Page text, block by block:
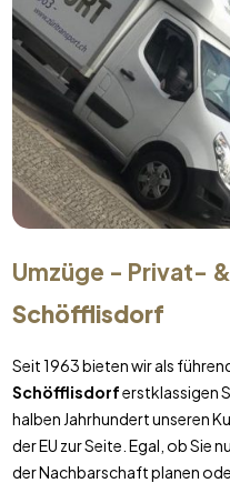
Umzüge - Privat-
Schöfflisdorf
Seit 1963 bieten wir als
Schöfflisdorferstklassigen
halben Jahrhundert unseren
der EU zur Seite. Egal, ob Sie
der Nachbarschaft planen